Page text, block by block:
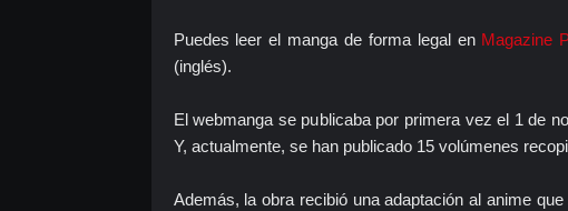
Puedes leer el manga de forma legal en Magazine
(inglés).
El webmanga se publicaba por primera vez el 1 de
Y, actualmente, se han publicado 15 volúmenes
Además, la obra recibió una adaptación al anime